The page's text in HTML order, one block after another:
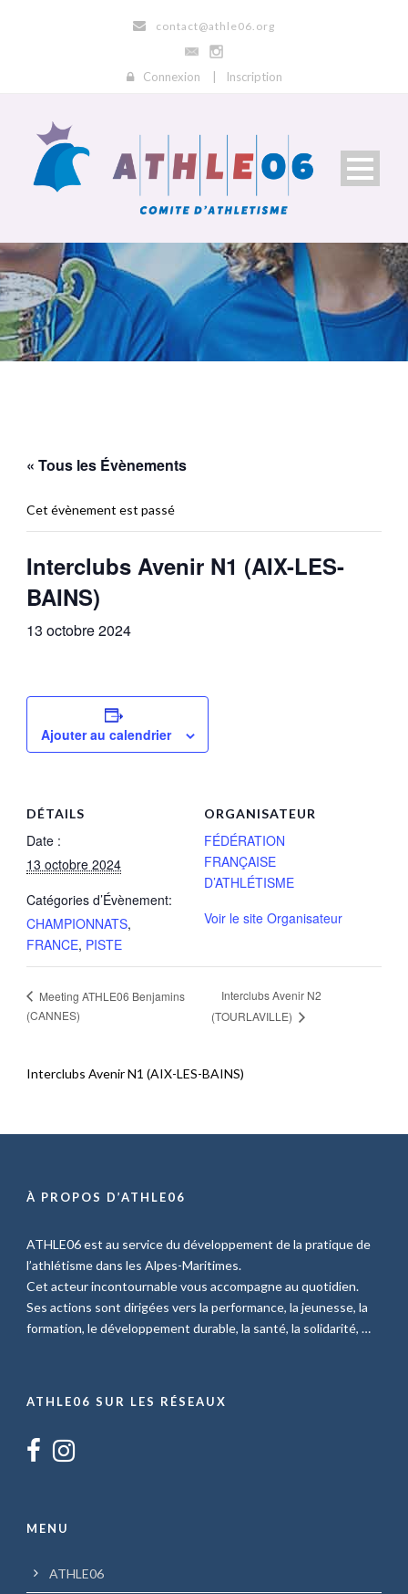
contact@athle06.org
Connexion Inscription
« Tous les Évènements
Cet évènement est passé
Interclubs Avenir N1 (AIX-LES-
BAINS)
13 octobre 2024
Ajouter au calendrier
DÉTAILS
Date :
13 octobre 2024
Catégories d’Évènement:
CHAMPIONNATS,
FRANCE, PISTE
ORGANISATEUR
FÉDÉRATION
FRANÇAISE
D’ATHLÉTISME
Voir le site Organisateur
Meeting ATHLE06 Benjamins
(CANNES)
Interclubs Avenir N2
(TOURLAVILLE)
Interclubs Avenir N1 (AIX-LES-BAINS)
À PROPOS D’ATHLE06
ATHLE06 est au service du développement de la pratique de
l’athlétisme dans les Alpes-Maritimes.
Cet acteur incontournable vous accompagne au quotidien.
Ses actions sont dirigées vers la performance, la jeunesse, la
formation, le développement durable, la santé, la solidarité, …
ATHLE06 SUR LES RÉSEAUX
MENU
ATHLE06